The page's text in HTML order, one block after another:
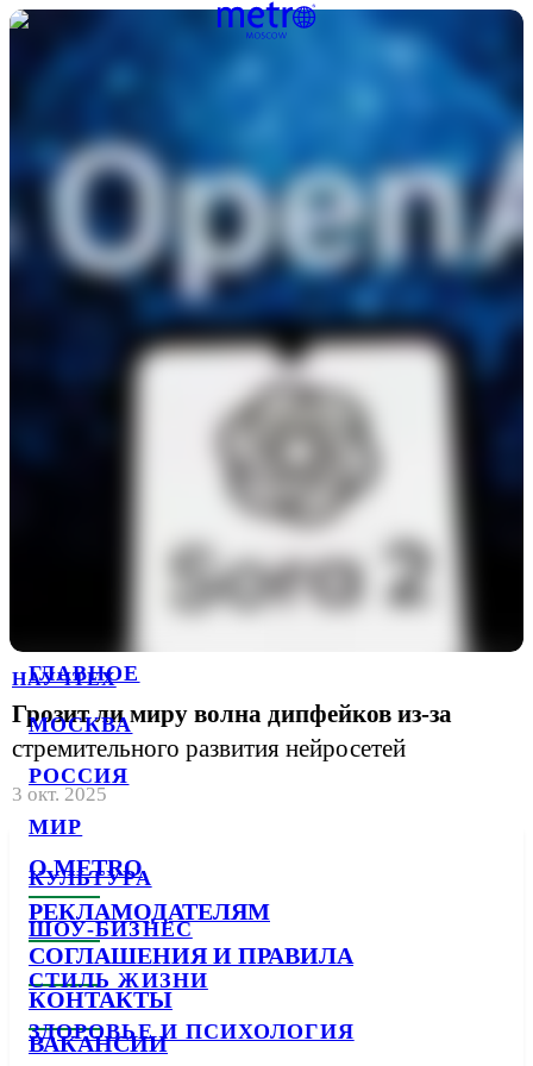
ГЛАВНОЕ
МОСКВА
РОССИЯ
МИР
КУЛЬТУРА
ШОУ-БИЗНЕС
СТИЛЬ ЖИЗНИ
ЗДОРОВЬЕ И ПСИХОЛОГИЯ
НАУЧТЕХ
Грозит ли миру волна дипфейков из-за
стремительного развития нейросетей
3 окт. 2025
О METRO
РЕКЛАМОДАТЕЛЯМ
СОГЛАШЕНИЯ И ПРАВИЛА
КОНТАКТЫ
ВАКАНСИИ